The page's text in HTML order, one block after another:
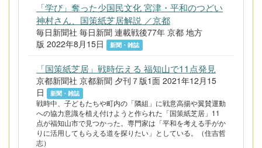
「学び」奪った少国民文化 宮津・平和のつどい
神村さん、国策紙芝居解説 ／京都
毎日新聞社 毎日新聞 連載戦後77年 京都 地方
版 2022年8月15日
新聞・雑誌
「国策紙芝居」戦時伝える 福知山で11点発見
京都新聞社 京都新聞 夕刊７版1面 2021年12月15
日
新聞・雑誌
戦時中、子どもたちや町内の「隣組」に戦意高揚や翼賛運動
への協力意識を植え付けようと作られた「国策紙芝居」11
点が福知山市で見つかった。専門家は「平和を考える手がか
りに活用してもらえる道を探りたい」としている。（住吉哲
志）